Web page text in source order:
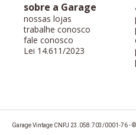
sobre a Garage
nossas lojas
trabalhe conosco
fale conosco
Lei 14.611/2023
Garage Vintage CNPJ 23.058.703/0001-76 -